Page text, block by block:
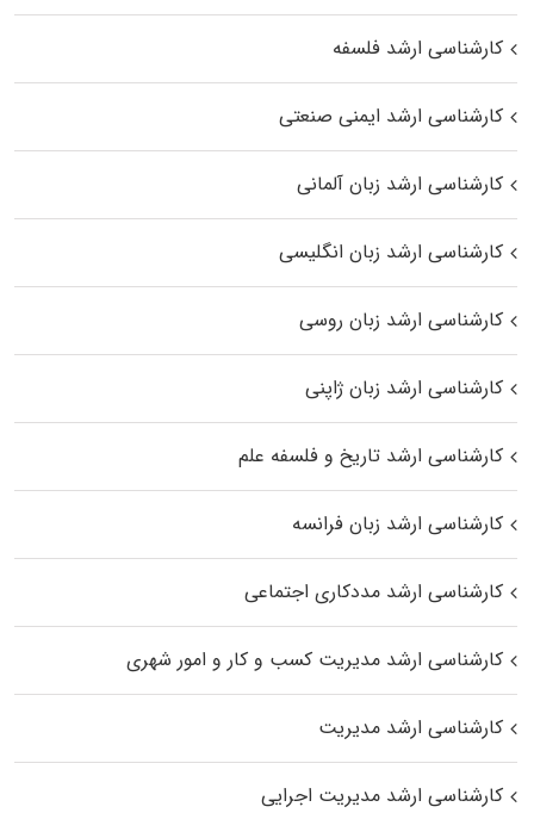
کارشناسی ارشد فلسفه
کارشناسی ارشد ایمنی صنعتی
کارشناسی ارشد زبان آلمانی
کارشناسی ارشد زبان انگلیسی
کارشناسی ارشد زبان روسی
کارشناسی ارشد زبان ژاپنی
کارشناسی ارشد تاریخ و فلسفه علم
کارشناسی ارشد زبان فرانسه
کارشناسی ارشد مددکاری اجتماعی
کارشناسی ارشد مدیریت کسب و کار و امور شهری
کارشناسی ارشد مدیریت
کارشناسی ارشد مدیریت اجرایی